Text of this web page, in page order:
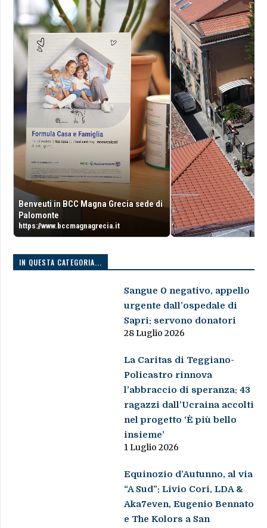
Benveuti in BCC Magna Grecia sede di
Palomonte
https://www.bccmagnagrecia.it
IN QUESTA CATEGORIA...
Sangue 0 negativo, appello
urgente dall’ospedale di
Sapri: servono donatori
28 Luglio 2026
La Caritas di Teggiano-
Policastro rinnova
l’abbraccio di speranza: 43
ragazzi dall’Ucraina accolti
nel progetto ‘È più bello
insieme’
1 Luglio 2026
Equinozio d’Autunno, al via
“A Sud”: Livio Cori, LDA &
Aka7even, Eugenio Bennato
e The Kolors a San